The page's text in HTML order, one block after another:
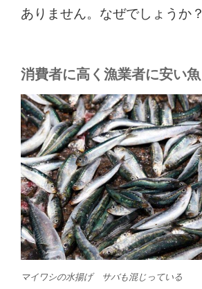
ありません。なぜでしょうか？
消費者に高く漁業者に安い魚
マイワシの水揚げ サバも混じっている